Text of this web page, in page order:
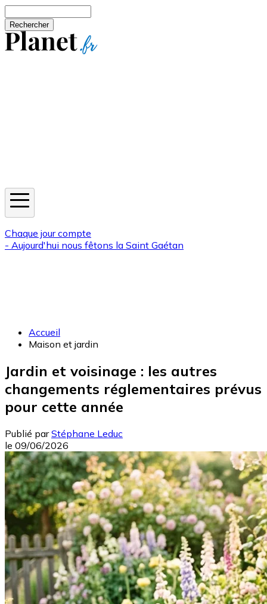
Chaque jour compte
- Aujourd'hui nous fêtons la Saint Gaétan
Accueil
Maison et jardin
Jardin et voisinage : les autres
changements réglementaires prévus
pour cette année
Publié par Stéphane Leduc
le 09/06/2026